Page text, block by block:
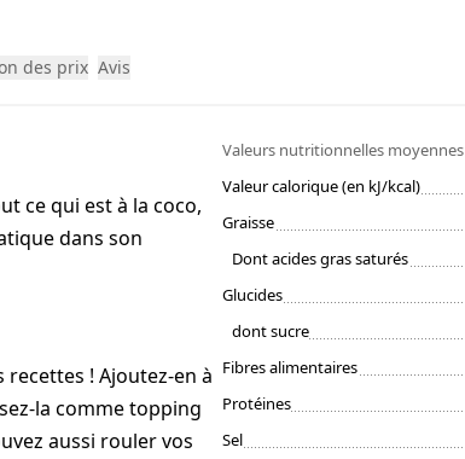
des prix Avis
ce qui est à la coco,
dans son
! Ajoutez-en à
la comme topping
aussi rouler vos
Valeurs nutritionnelles moyennes
Valeur calorique (en kJ/kcal)
Graisse
Dont acides gras saturés
Glucides
dont sucre
Fibres alimentaires
Protéines
Sel